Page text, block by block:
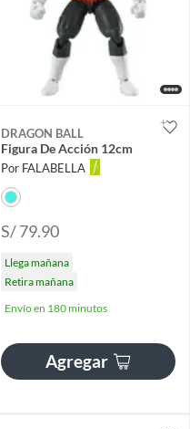
DRAGON BALL
Figura De Acción 12cm
Por FALABELLA
S/ 79.90
Llega mañana
Retira mañana
Envío en 180 minutos
Agregar